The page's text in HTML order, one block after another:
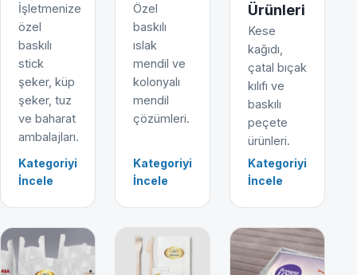
İşletmenize
özel
baskılı
stick
şeker, küp
şeker, tuz
ve baharat
ambalajları.
Kategoriyi
İncele
Özel
baskılı
ıslak
mendil ve
kolonyalı
mendil
çözümleri.
Kategoriyi
İncele
Ürünleri
Kese
kağıdı,
çatal bıçak
kılıfı ve
baskılı
peçete
ürünleri.
Kategoriyi
İncele